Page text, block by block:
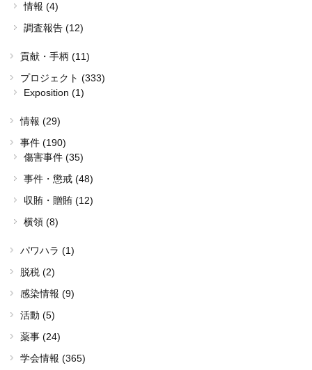
情報 (4)
調査報告 (12)
貢献・手柄 (11)
プロジェクト (333)
Exposition (1)
情報 (29)
事件 (190)
傷害事件 (35)
事件・懲戒 (48)
収賄・贈賄 (12)
横領 (8)
パワハラ (1)
脱税 (2)
感染情報 (9)
活動 (5)
薬事 (24)
学会情報 (365)